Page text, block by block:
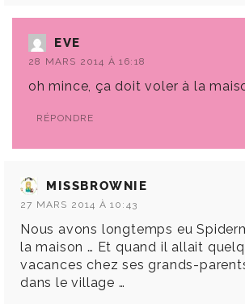
EVE
28 MARS 2014 À 16:18
oh mince, ça doit voler à la
RÉPONDRE
MISSBROWNIE
27 MARS 2014 À 10:43
Nous avons longtemps eu
la maison … Et quand il allait
vacances chez ses grands-
dans le village …